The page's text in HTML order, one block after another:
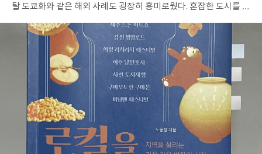
탈 도쿄화와 같은 해외 사례도 굉장히 흥미로웠다. 혼잡한 도시를 떠
아 보인다. 그럼에도 불구하고 소수의 열정있는 젊은이들이 지방으
로 가고 있다. 지방에서 지역 기반의 콘텐츠로 꿈을 실현하고 골목
상권을 살리는 청년들을 보며 지역 경제 발전에 약간의 희망이 보이
는 듯 했다. 나의 경우 기획 디자인을 업으로 하다보니 브랜드 관련
된 서적을 많이 접했었고, 몇 년전부터 로컬 브랜드에 대한 책을 찾
았지만 출판 된 책이 소수였다. 브랜드 기획이야말로 기획계의 끝판
왕인데다가 지역 기반의 로컬 브랜드는 도시 계획과 비즈니스와도
관련이 있는 큰 영역이기에 왠만한 내공으로는 쓸 수가 없어서다. 그
러던 중 ‘로컬을 기획하라’라는 책을 발견했다. 노동형 작가저자는
바로 지투지커뮤니케이션 노동형 대표. 삼성전자 한국총괄 마케팅